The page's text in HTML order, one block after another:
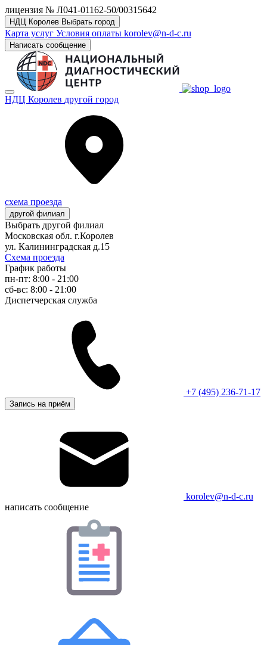
лицензия № Л041-01162-50/00315642
НДЦ Королев Выбрать город
Карта услуг Условия оплаты korolev@n-d-c.ru
Написать сообщение
НДЦ Королев другой город
схема проезда
другой филиал
Выбрать другой филиал
Московская обл. г.Королев
ул. Калининградская д.15
Схема проезда
График работы
пн-пт: 8:00 - 21:00
сб-вс: 8:00 - 21:00
Диспетчерская служба
+7 (495) 236-71-17
Запись на приём
korolev@n-d-c.ru
написать сообщение